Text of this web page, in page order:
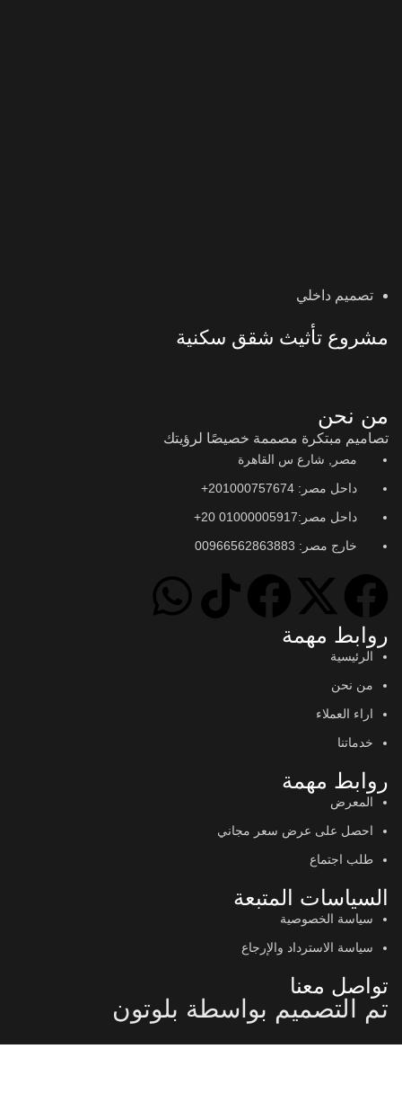
تصميم داخلي
مشروع تأثيث شقق سكنية
من نحن
تصاميم مبتكرة مصممة خصيصًا لرؤيتك
مصر, شارع س القاهرة
داحل مصر: 201000757674+
داحل مصر:01000005917 20+
خارج مصر: 00966562863883
روابط مهمة
الرئيسية
من نحن
اراء العملاء
خدماتنا
روابط مهمة
المعرض
احصل على عرض سعر مجاني
طلب اجتماع
السياسات المتبعة
سياسة الخصوصية
سياسة الاسترداد والإرجاع
تواصل معنا
تم التصميم بواسطة بلوتون